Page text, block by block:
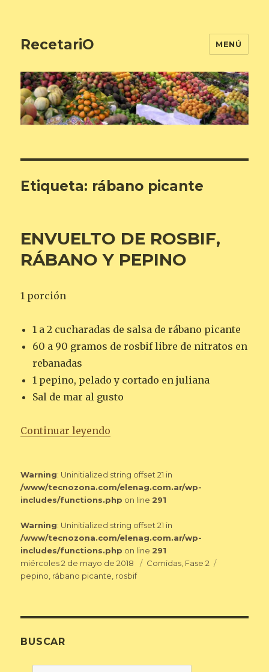
RecetariO MENÚ
Etiqueta: rábano picante
ENVUELTO DE ROSBIF,
RÁBANO Y PEPINO
1 porción
1 a 2 cucharadas de salsa de rábano picante
60 a 90 gramos de rosbif libre de nitratos en
rebanadas
1 pepino, pelado y cortado en juliana
Sal de mar al gusto
Continuar leyendo
Warning: Uninitialized string offset 21 in
/www/tecnozona.com/elenag.com.ar/wp-
includes/functions.php on line 291
Warning: Uninitialized string offset 21 in
/www/tecnozona.com/elenag.com.ar/wp-
includes/functions.php on line 291
Publicado
el
miércoles 2 de mayo de 2018 Categorías
Comidas, Fase 2
pepino, rábano picante, rosbif
BUSCAR